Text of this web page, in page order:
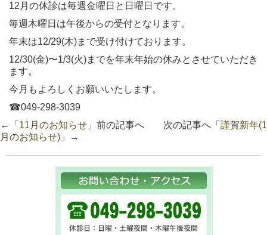
12月の休診は毎週金曜日と日曜日です。
毎週木曜日は午後からの受付となります。
年末は12/29(木)まで受け付けております。
12/30(金)〜1/3(火)までを年末年始の休みとさせていただき
ます。
今月もよろしくお願いいたします。
☎︎049-298-3039
←「 11月のお知らせ 」前の記事へ 次の記事へ「 謹賀新年(1
月のお知らせ) 」→